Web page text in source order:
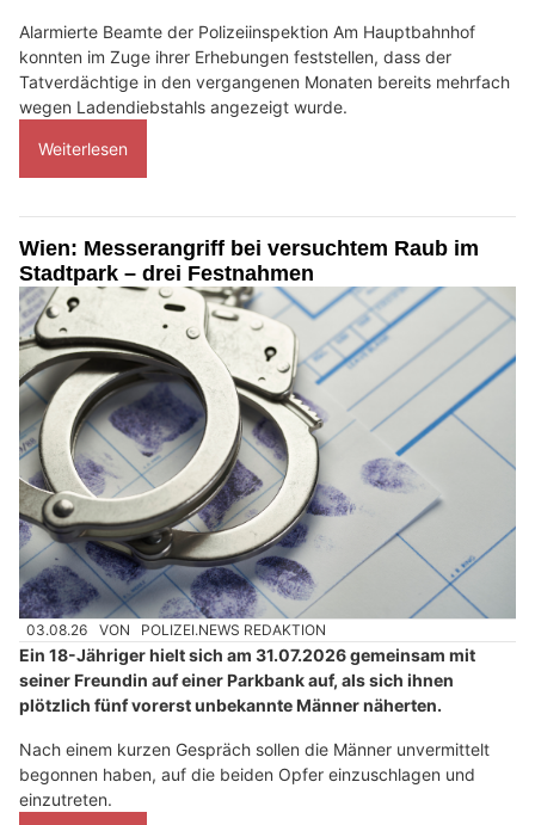
Alarmierte Beamte der Polizeiinspektion Am Hauptbahnhof
konnten im Zuge ihrer Erhebungen feststellen, dass der
Tatverdächtige in den vergangenen Monaten bereits mehrfach
wegen Ladendiebstahls angezeigt wurde.
Weiterlesen
Wien: Messerangriff bei versuchtem Raub im
Stadtpark – drei Festnahmen
03.08.26 VON POLIZEI.NEWS REDAKTION
Ein 18-Jähriger hielt sich am 31.07.2026 gemeinsam mit
seiner Freundin auf einer Parkbank auf, als sich ihnen
plötzlich fünf vorerst unbekannte Männer näherten.
Nach einem kurzen Gespräch sollen die Männer unvermittelt
begonnen haben, auf die beiden Opfer einzuschlagen und
einzutreten.